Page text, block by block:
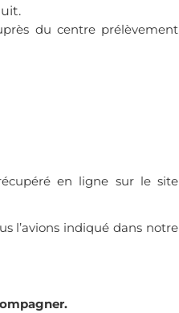
du centre prélèvement
en ligne sur le site
l’avions indiqué dans notre